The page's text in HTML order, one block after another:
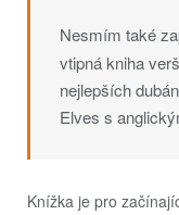
Nesmím také
vtipná kniha
nejlepších
Elves s
Knížka je pro